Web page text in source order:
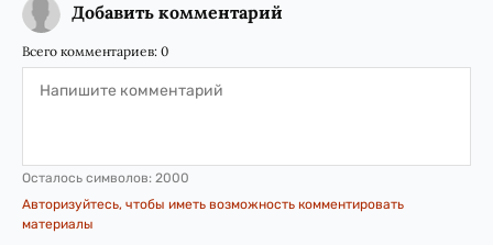
Добавить комментарий
Всего комментариев: 0
Осталось символов: 2000
Авторизуйтесь, чтобы иметь возможность комментировать
материалы